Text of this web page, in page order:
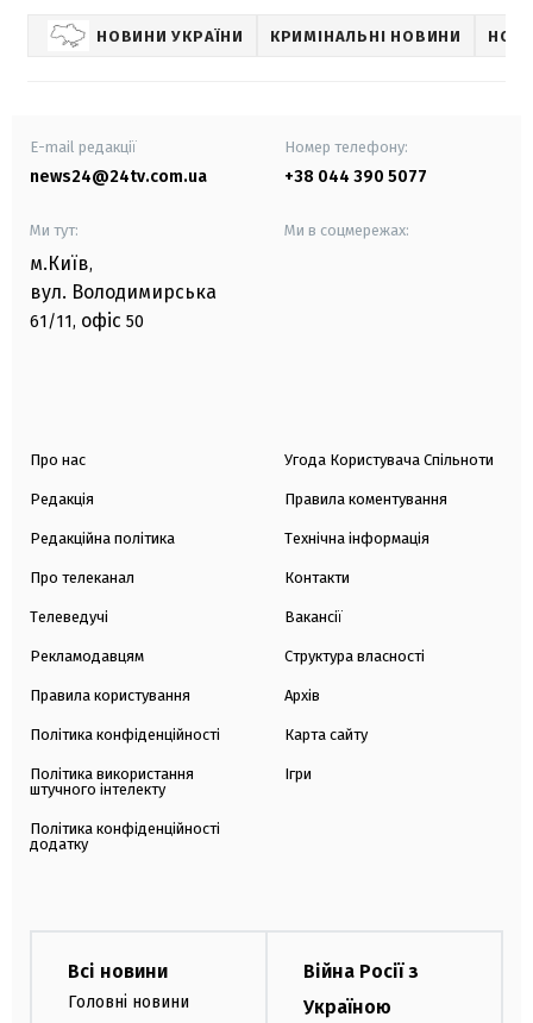
НОВИНИ УКРАЇНИ КРИМІНАЛЬНІ НОВИНИ
E-mail редакції
news24@24tv.com.ua
Номер телефону:
+38 044 390 5077
Ми тут:
м.Київ,
вул. Володимирська
61/11, офіс 50
Ми в соцмережах:
Про нас
Редакція
Редакційна політика
Про телеканал
Телеведучі
Рекламодавцям
Правила користування
Політика конфіденційності
Політика використання
штучного інтелекту
Політика конфіденційності
додатку
Угода Користувача Спільноти
Правила коментування
Технічна інформація
Контакти
Вакансії
Структура власності
Архів
Карта сайту
Ігри
Всі новини
Головні новини
Війна Росії з
Україною